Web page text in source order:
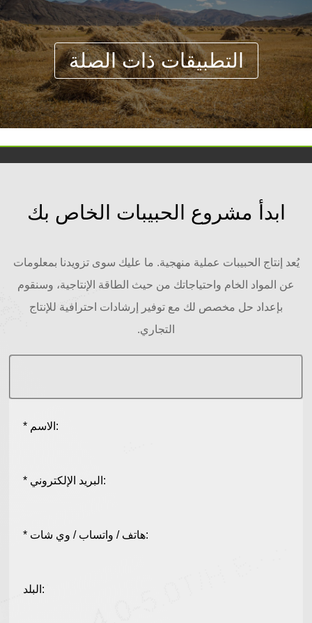
التطبيقات ذات الصلة
ابدأ مشروع الحبيبات الخاص بك
يُعد إنتاج الحبيبات عملية منهجية. ما عليك سوى تزويدنا بمعلومات
عن المواد الخام واحتياجاتك من حيث الطاقة الإنتاجية، وسنقوم
بإعداد حل مخصص لك مع توفير إرشادات احترافية للإنتاج
التجاري.
* الاسم:
* البريد الإلكتروني:
* هاتف / واتساب / وي شات:
البلد: